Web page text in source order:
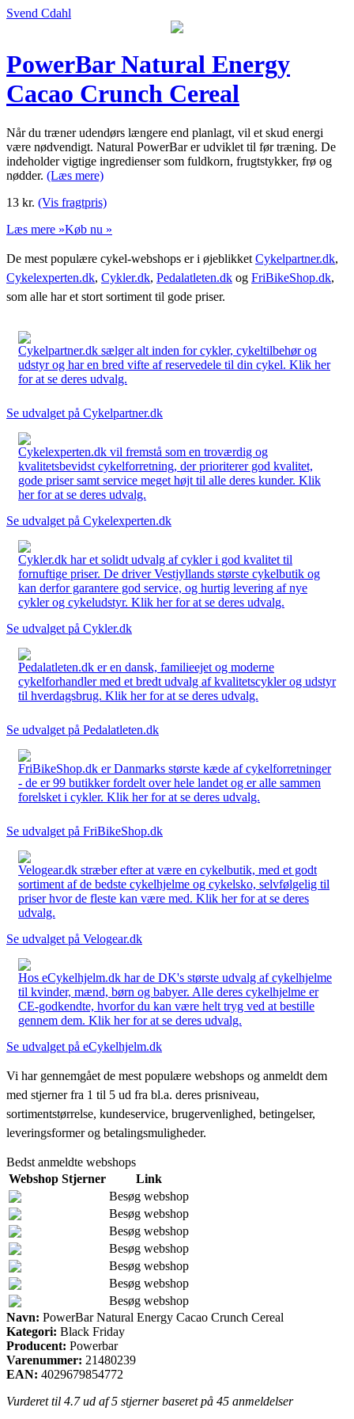
Svend Cdahl
PowerBar Natural Energy
Cacao Crunch Cereal
Når du træner udendørs længere end planlagt, vil et skud energi
være nødvendigt. Natural PowerBar er udviklet til før træning. De
indeholder vigtige ingredienser som fuldkorn, frugtstykker, frø og
nødder. (Læs mere)
13 kr. (Vis fragtpris)
Læs mere »Køb nu »
De mest populære cykel-webshops er i øjeblikket Cykelpartner.dk,
Cykelexperten.dk, Cykler.dk, Pedalatleten.dk og FriBikeShop.dk,
som alle har et stort sortiment til gode priser.
Cykelpartner.dk sælger alt inden for cykler, cykeltilbehør og
udstyr og har en bred vifte af reservedele til din cykel. Klik her
for at se deres udvalg.
Se udvalget på Cykelpartner.dk
Cykelexperten.dk vil fremstå som en troværdig og
kvalitetsbevidst cykelforretning, der prioriterer god kvalitet,
gode priser samt service meget højt til alle deres kunder. Klik
her for at se deres udvalg.
Se udvalget på Cykelexperten.dk
Cykler.dk har et solidt udvalg af cykler i god kvalitet til
fornuftige priser. De driver Vestjyllands største cykelbutik og
kan derfor garantere god service, og hurtig levering af nye
cykler og cykeludstyr. Klik her for at se deres udvalg.
Se udvalget på Cykler.dk
Pedalatleten.dk er en dansk, familieejet og moderne
cykelforhandler med et bredt udvalg af kvalitetscykler og udstyr
til hverdagsbrug. Klik her for at se deres udvalg.
Se udvalget på Pedalatleten.dk
FriBikeShop.dk er Danmarks største kæde af cykelforretninger
- de er 99 butikker fordelt over hele landet og er alle sammen
forelsket i cykler. Klik her for at se deres udvalg.
Se udvalget på FriBikeShop.dk
Velogear.dk stræber efter at være en cykelbutik, med et godt
sortiment af de bedste cykelhjelme og cykelsko, selvfølgelig til
priser hvor de fleste kan være med. Klik her for at se deres
udvalg.
Se udvalget på Velogear.dk
Hos eCykelhjelm.dk har de DK's største udvalg af cykelhjelme
til kvinder, mænd, børn og babyer. Alle deres cykelhjelme er
CE-godkendte, hvorfor du kan være helt tryg ved at bestille
gennem dem. Klik her for at se deres udvalg.
Se udvalget på eCykelhjelm.dk
Vi har gennemgået de mest populære webshops og anmeldt dem
med stjerner fra 1 til 5 ud fra bl.a. deres prisniveau,
sortimentstørrelse, kundeservice, brugervenlighed, betingelser,
leveringsformer og betalingsmuligheder.
Bedst anmeldte webshops
Webshop Stjerner
Link
Besøg webshop
Besøg webshop
Besøg webshop
Besøg webshop
Besøg webshop
Besøg webshop
Besøg webshop
Navn: PowerBar Natural Energy Cacao Crunch Cereal
Kategori: Black Friday
Producent: Powerbar
Varenummer: 21480239
EAN: 4029679854772
Vurderet til 4.7ud af 5 stjerner baseret på 45 anmeldelser